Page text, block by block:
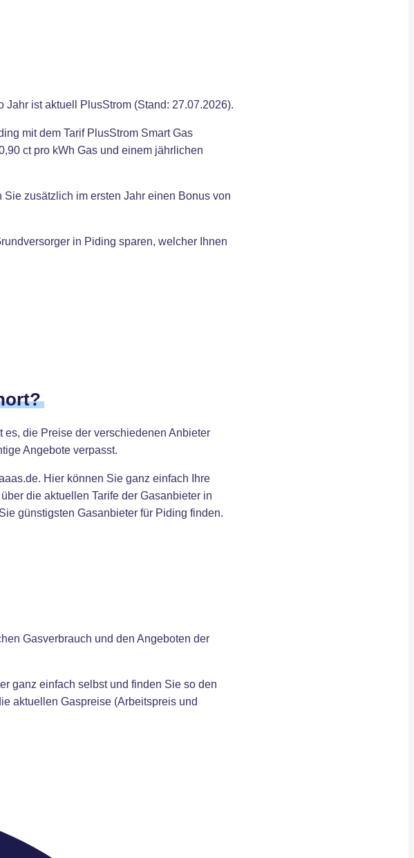
ist aktuell PlusStrom (Stand: 27.07.2026).
mit dem Tarif PlusStrom Smart Gas
ct pro kWh Gas und einem jährlichen
zusätzlich im ersten Jahr einen Bonus von
in Piding sparen, welcher Ihnen
die Preise der verschiedenen Anbieter
Angebote verpasst.
Hier können Sie ganz einfach Ihre
die aktuellen Tarife der Gasanbieter in
günstigsten Gasanbieter für Piding finden.
Gasverbrauch und den Angeboten der
ganz einfach selbst und finden Sie so den
aktuellen Gaspreise (Arbeitspreis und